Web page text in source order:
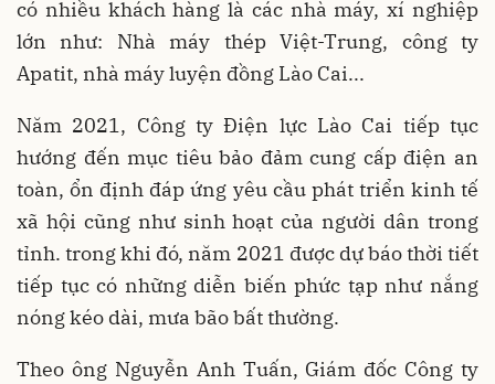
có nhiều khách hàng là các nhà máy, xí nghiệp
lớn như: Nhà máy thép Việt-Trung, công ty
Apatit, nhà máy luyện đồng Lào Cai...
Năm 2021, Công ty Điện lực Lào Cai tiếp tục
hướng đến mục tiêu bảo đảm cung cấp điện an
toàn, ổn định đáp ứng yêu cầu phát triển kinh tế
xã hội cũng như sinh hoạt của người dân trong
tỉnh. trong khi đó, năm 2021 được dự báo thời tiết
tiếp tục có những diễn biến phức tạp như nắng
nóng kéo dài, mưa bão bất thường.
Theo ông Nguyễn Anh Tuấn, Giám đốc Công ty